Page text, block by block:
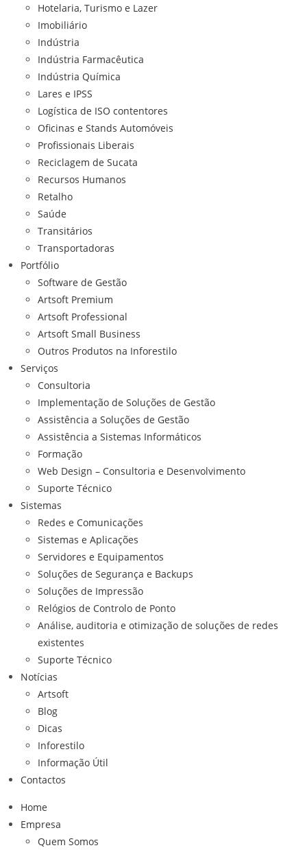
Hotelaria, Turismo e Lazer
Imobiliário
Indústria
Indústria Farmacêutica
Indústria Química
Lares e IPSS
Logística de ISO contentores
Oficinas e Stands Automóveis
Profissionais Liberais
Reciclagem de Sucata
Recursos Humanos
Retalho
Saúde
Transitários
Transportadoras
Portfólio
Software de Gestão
Artsoft Premium
Artsoft Professional
Artsoft Small Business
Outros Produtos na Inforestilo
Serviços
Consultoria
Implementação de Soluções de Gestão
Assistência a Soluções de Gestão
Assistência a Sistemas Informáticos
Formação
Web Design – Consultoria e Desenvolvimento
Suporte Técnico
Sistemas
Redes e Comunicações
Sistemas e Aplicações
Servidores e Equipamentos
Soluções de Segurança e Backups
Soluções de Impressão
Relógios de Controlo de Ponto
Análise, auditoria e otimização de soluções de redes
existentes
Suporte Técnico
Notícias
Artsoft
Blog
Dicas
Inforestilo
Informação Útil
Contactos
Home
Empresa
Quem Somos